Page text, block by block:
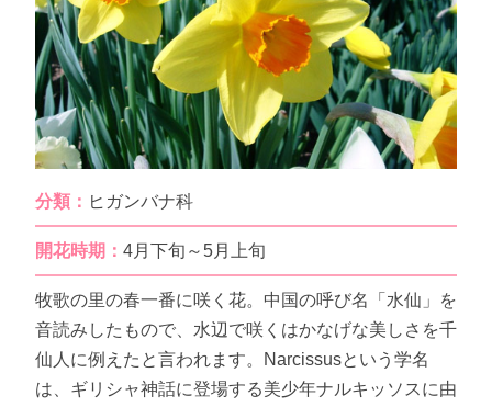
分類： ヒガンバナ科
開花時期： 4月下旬～5月上旬
牧歌の里の春一番に咲く花。中国の呼び名「水仙」を
音読みしたもので、水辺で咲くはかなげな美しさを千
仙人に例えたと言われます。Narcissusという学名
は、ギリシャ神話に登場する美少年ナルキッソスに由